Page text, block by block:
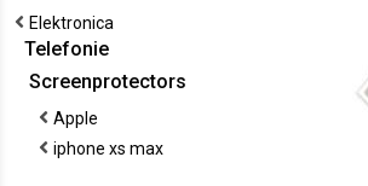
Elektronica
Telefonie
Screenprotectors
Apple
iphone xs max